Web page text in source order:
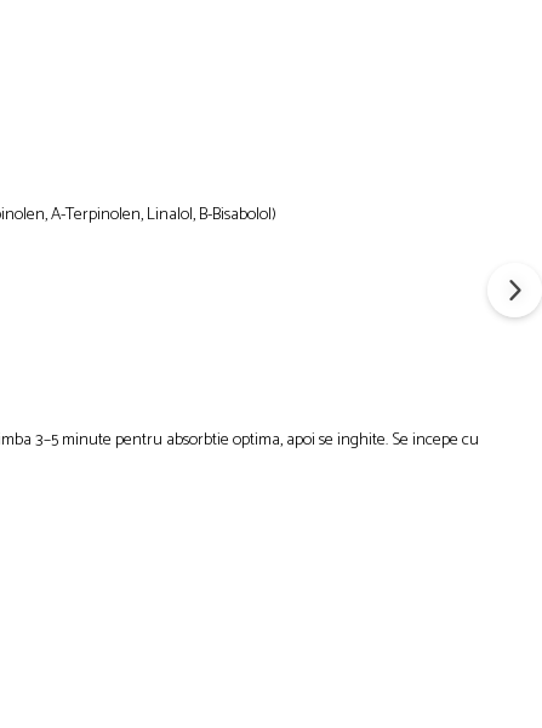
A-Terpinolen, Linalol, B-Bisabolol)
3–5 minute pentru absorbtie optima, apoi se inghite. Se incepe cu